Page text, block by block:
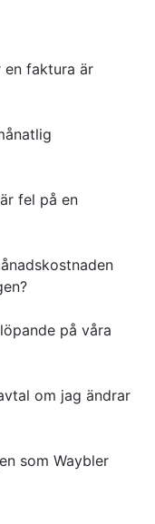
en faktura är
fel på en
på våra
om jag ändrar
som Waybler